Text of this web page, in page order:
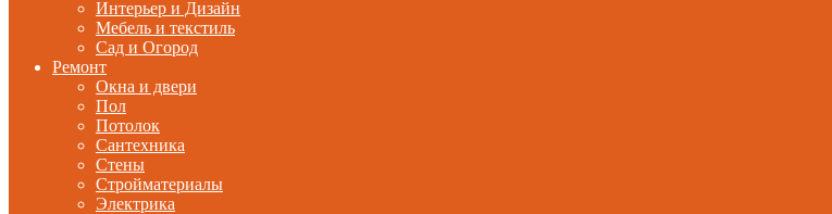
Интерьер и Дизайн
Мебель и текстиль
Сад и Огород
Ремонт
Окна и двери
Пол
Потолок
Сантехника
Стены
Стройматериалы
Электрика